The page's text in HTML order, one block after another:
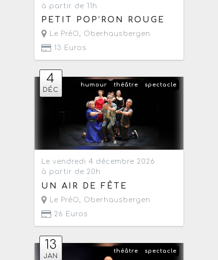
à partir de 11h
PETIT POP’RON ROUGE
Le PréO, Oberhausbergen
13 Euros
4
DÉC
spectacle
théâtre
humour
Le vendredi 4 décembre 2026
à partir de 20h
UN AIR DE FÊTE
Le PréO, Oberhausbergen
26 Euros
13
JAN
spectacle
théâtre